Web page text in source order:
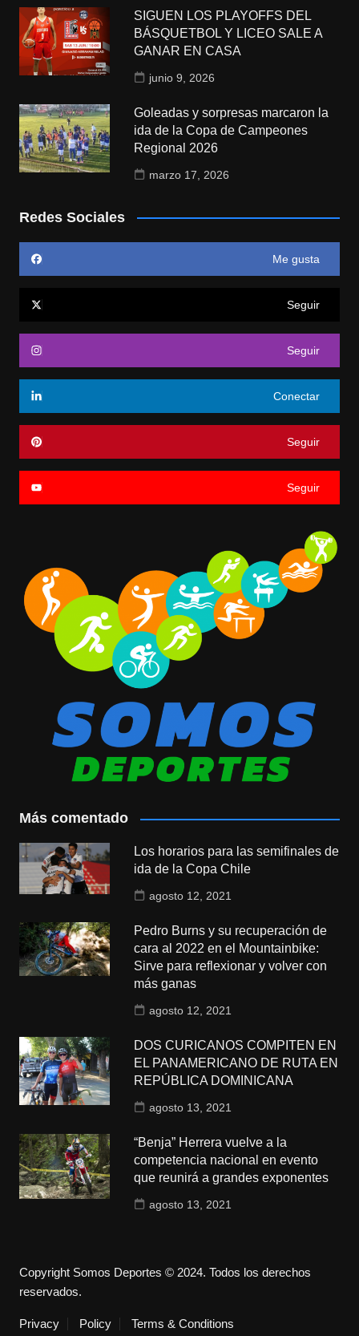
SIGUEN LOS PLAYOFFS DEL
BÁSQUETBOL Y LICEO SALE A
GANAR EN CASA
junio 9, 2026
Goleadas y sorpresas marcaron la
ida de la Copa de Campeones
Regional 2026
marzo 17, 2026
Redes Sociales
Me gusta
Seguir
Seguir
Conectar
Seguir
Seguir
Más comentado
Los horarios para las semifinales de
ida de la Copa Chile
agosto 12, 2021
Pedro Burns y su recuperación de
cara al 2022 en el Mountainbike:
Sirve para reflexionar y volver con
más ganas
agosto 12, 2021
DOS CURICANOS COMPITEN EN
EL PANAMERICANO DE RUTA EN
REPÚBLICA DOMINICANA
agosto 13, 2021
“Benja” Herrera vuelve a la
competencia nacional en evento
que reunirá a grandes exponentes
agosto 13, 2021
Copyright Somos Deportes © 2024. Todos los derechos
reservados.
Privacy Policy Terms & Conditions